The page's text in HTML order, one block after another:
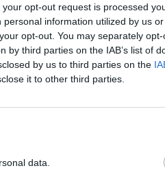
opt-out request is processed
information utilized by us
opt-out. You may separately
third parties on the IAB’s list of
by us to third parties on the
it to other third parties.
data.
személyes és
az emlékezés
elméjében és